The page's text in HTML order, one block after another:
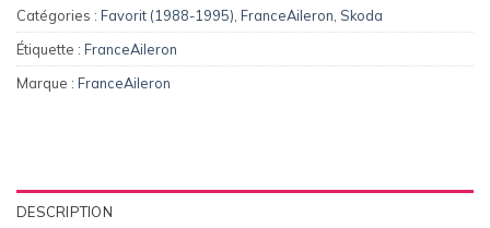
Catégories : Favorit (1988-1995) FranceAileron Skoda
Étiquette : FranceAileron
Marque : FranceAileron
DESCRIPTION